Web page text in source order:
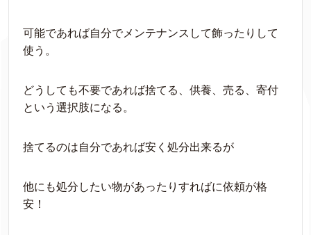
可能であれば自分でメンテナンスして飾ったりして
使う。
どうしても不要であれば捨てる、供養、売る、寄付
という選択肢になる。
捨てるのは自分であれば安く処分出来るが
他にも処分したい物があったりすればに依頼が格
安！